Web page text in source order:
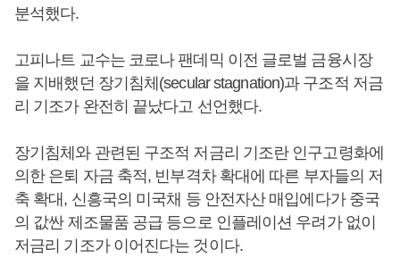
분석했다.
고피나트 교수는 코로나 팬데믹 이전 글로벌 금융시장
을 지배했던 장기침체(secular stagnation)과 구조적 저금
리 기조가 완전히 끝났다고 선언했다.
장기침체와 관련된 구조적 저금리 기조란 인구고령화에
의한 은퇴 자금 축적, 빈부격차 확대에 따른 부자들의 저
축 확대, 신흥국의 미국채 등 안전자산 매입에다가 중국
의 값싼 제조물품 공급 등으로 인플레이션 우려가 없이
저금리 기조가 이어진다는 것이다.